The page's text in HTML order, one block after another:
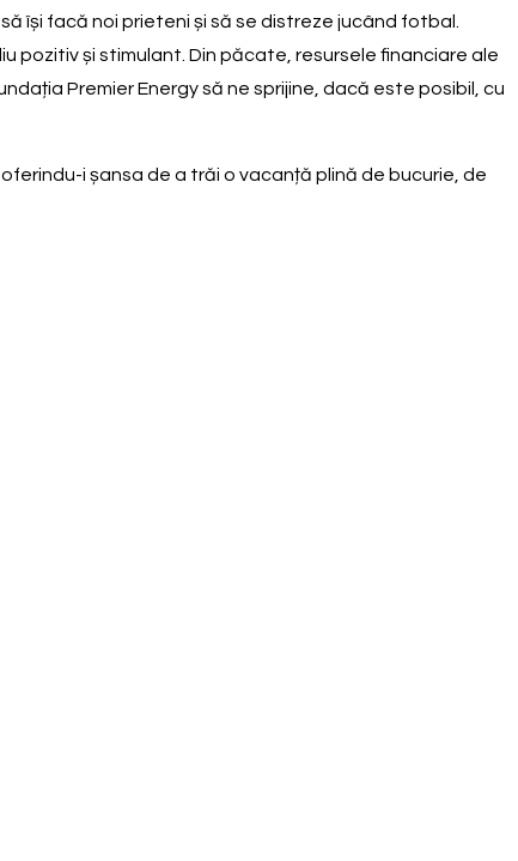
își facă noi prieteni și să se distreze jucând fotbal.
pozitiv și stimulant. Din păcate, resursele financiare ale
Premier Energy să ne sprijine, dacă este posibil, cu
i șansa de a trăi o vacanță plină de bucurie, de